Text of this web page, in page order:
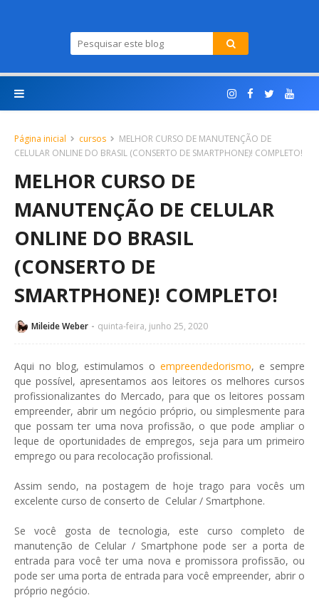
Página inicial cursos
MELHOR CURSO DE MANUTENÇÃO DE
CELULAR ONLINE DO BRASIL (CONSERTO DE SMARTPHONE)! COMPLETO!
MELHOR CURSO DE
MANUTENÇÃO DE CELULAR
ONLINE DO BRASIL
(CONSERTO DE
SMARTPHONE)! COMPLETO!
Mileide Weber quinta-feira, junho 25, 2020
Aqui no blog, estimulamos o empreendedorismo, e sempre
que possível, apresentamos aos leitores os melhores cursos
profissionalizantes do Mercado, para que os leitores possam
empreender, abrir um negócio próprio, ou simplesmente para
que possam ter uma nova profissão, o que pode ampliar o
leque de oportunidades de empregos, seja para um primeiro
emprego ou para recolocação profissional.
Assim sendo, na postagem de hoje trago para vocês um
excelente curso de conserto de Celular / Smartphone.
Se você gosta de tecnologia, este curso completo de
manutenção de Celular / Smartphone pode ser a porta de
entrada para você ter uma nova e promissora profissão, ou
pode ser uma porta de entrada para você empreender, abrir o
próprio negócio.